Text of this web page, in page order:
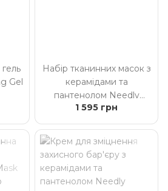
Gel
Набір тканинних масок з
керамідами та
пантенолом Needly
Crossbarrier Mask
1 595 грн